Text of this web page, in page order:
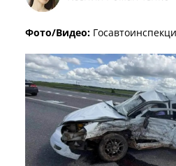
Фото/Видео: